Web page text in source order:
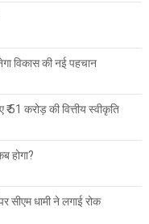
विकास की नई पहचान
51 करोड़ की वित्तीय स्वीकृति
होगा?
सीएम धामी ने लगाई रोक